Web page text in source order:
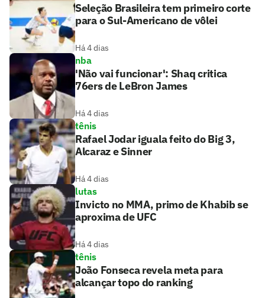
Seleção Brasileira tem primeiro corte
para o Sul-Americano de vôlei
Há 4 dias
nba
'Não vai funcionar': Shaq critica
76ers de LeBron James
Há 4 dias
tênis
Rafael Jodar iguala feito do Big 3,
Alcaraz e Sinner
Há 4 dias
lutas
Invicto no MMA, primo de Khabib se
aproxima de UFC
Há 4 dias
tênis
João Fonseca revela meta para
alcançar topo do ranking